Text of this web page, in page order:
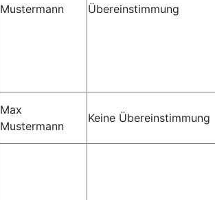
Mustermann
Übereinstimmung
Max
Mustermann
Keine Übereinstimmung